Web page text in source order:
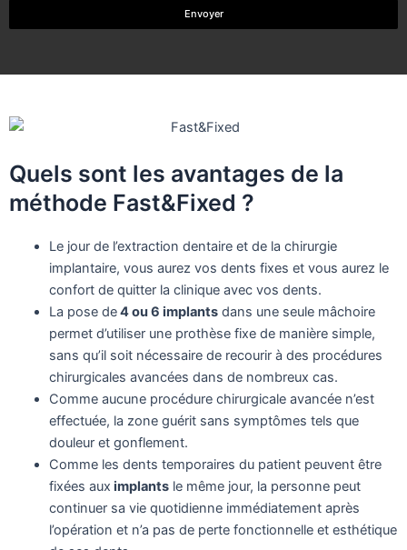
Envoyer
Quels sont les avantages de la
méthode Fast&Fixed ?
Le jour de l’extraction dentaire et de la chirurgie
implantaire, vous aurez vos dents fixes et vous aurez le
confort de quitter la clinique avec vos dents.
La pose de4 ou 6 implantsdans une seule mâchoire
permet d’utiliser une prothèse fixe de manière simple,
sans qu’il soit nécessaire de recourir à des procédures
chirurgicales avancées dans de nombreux cas.
Comme aucune procédure chirurgicale avancée n’est
effectuée, la zone guérit sans symptômes tels que
douleur et gonflement.
Comme les dents temporaires du patient peuvent être
fixées aux implantsle même jour, la personne peut
continuer sa vie quotidienne immédiatement après
l’opération et n’a pas de perte fonctionnelle et esthétique